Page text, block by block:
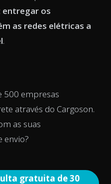
entregar os
as redes elétricas a
.
500 empresas
através do Cargoson.
as suas
envio?
gratuita de 30